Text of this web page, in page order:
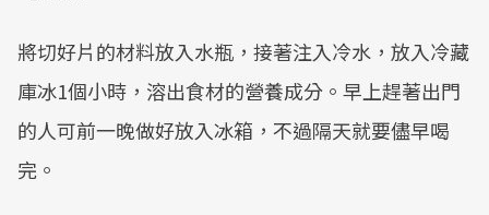
將切好片的材料放入水瓶，接著注入冷水，放入冷藏
庫冰1個小時，溶出食材的營養成分。早上趕著出門
的人可前一晚做好放入冰箱，不過隔天就要儘早喝
完。